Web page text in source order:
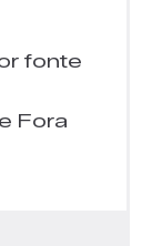
fonte
Fora